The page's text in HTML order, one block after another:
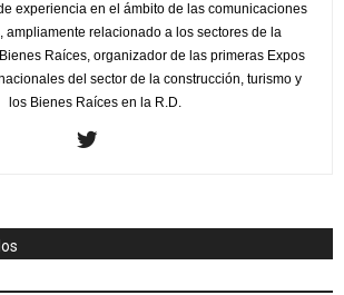
experiencia en el ámbito de las comunicaciones
ampliamente relacionado a los sectores de la
Raíces, organizador de las primeras Expos
del sector de la construcción, turismo y
los Bienes Raíces en la R.D.